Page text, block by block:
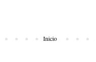
Inicio